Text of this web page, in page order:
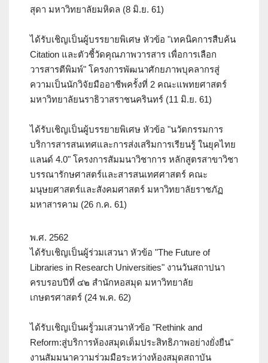
สุดา มหาวิทยาลัยมหิดล (8 มิ.ย. 61)
ได้รับเชิญเป็นผู้บรรยายพิเศษ หัวข้อ "เทคนิคการสืบค้น
Citation และตัวชี้วัดคุณภาพวารสาร เพื่อการเลือก
วารสารตีพิมพ์" โครงการพัฒนาศักยภาพบุคลากรสู่
ความเป็นนักวิจัยมืออาชีพครั้งที่ 2 คณะแพทยศาสตร์
มหาวิทยาลัยนราธิวาสราชนครินทร์ (11 มิ.ย. 61)
ได้รับเชิญเป็นผู้บรรยายพิเศษ หัวข้อ "นวัตกรรมการ
บริการสารสนเทศและการส่งเสริมการเรียนรู้ ในยุคไทย
แลนด์ 4.0" โครงการสัมมนาวิชาการ หลักสูตรสาขาวิชา
บรรณารักษศาสตร์และสารสนเทศศาสตร์ คณะ
มนุษยศาสตร์และสังคมศาสตร์ มหาวิทยาลัยราชภัฏ
มหาสารคาม (26 ก.ค. 61)
พ.ศ. 2562
ได้รับเชิญเป็นผู้ร่วมเสวนา หัวข้อ "The Future of
Libraries in Research Universities" งานวันสถาปนา
ครบรอบปีที่ ๔๒ สำนักหอสมุด มหาวิทยาลัย
เกษตรศาสตร์ (24 พ.ค. 62)
ได้รับเชิญเป็นผรู้่วมเสวนาหัวข้อ "Rethink and
Reform:สู่บริการห้องสมุดเต็มประสิทธิภาพอย่างยั่งยืน"
งานสัมมนาความร่วมมือระหว่างห้องสมุดสถาบัน